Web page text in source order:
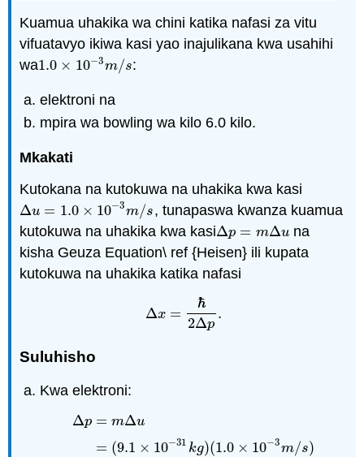
Kuamua uhakika wa chini katika nafasi za vitu
vifuatavyo ikiwa kasi yao inajulikana kwa usahihi
wa1.0 × 10−3m/s
1.0 ×10−3m/s :
elektroni na
mpira wa bowling wa kilo 6.0 kilo.
Mkakati
Kutokana na kutokuwa na uhakika kwa kasi
Δu = 1.0 × 10−3m/s
Δu=1.0×10 −3m/s
, tunapaswa kwanza kuamua
kutokuwa na uhakika kwa kasiΔp = mΔu
Δp=m Δu
na
kisha Geuza Equation\ ref {Heisen} ili kupata
kutokuwa na uhakika katika nafasi
Δx =
ℏ
2Δp
.
Δx =ℏ 2Δp.
Suluhisho
Kwa elektroni:
Δp = mΔu
= (9.1 × 10−31 kg)(1.0 × 10−3m/s)
m Δu=( 9.1×10−31kg)( 1.0×10−3m/